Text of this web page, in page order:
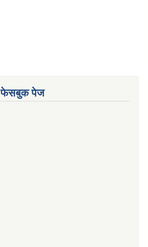
फेसबुक पेज